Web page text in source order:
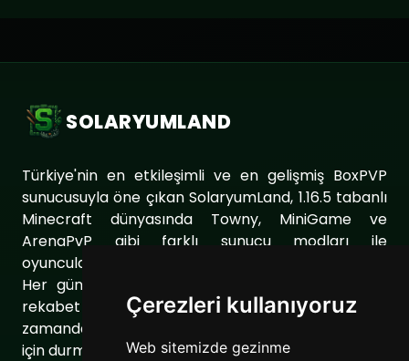
Çerezleri kullanıyoruz
Web sitemizde gezinme
SOLARYUMLAND
Türkiye'nin en etkileşimli ve en gelişmiş BoxPVP
sunucusuyla öne çıkan SolaryumLand, 1.16.5 tabanlı
Minecraft dünyasında Towny, MiniGame ve
ArenaPvP gibi farklı sunucu modları ile
oyuncularımıza eşsiz bir oyun deneyimi sunuyor.
Her gün sunucumuzu geliştirerek oyuncularımıza
rekabet dolu ve keyifli bir ortam sağlıyoruz. Aynı
zamanda topluluğumuzu daha da güçlendirmek
için durmaksızın çalışıyoruz.